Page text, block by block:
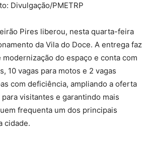
Divulgação/PMETRP
Pires liberou, nesta quarta-feira
da Vila do Doce. A entrega faz
do espaço e conta com
10 vagas para motos e 2 vagas
com deficiência, ampliando a oferta
visitantes e garantindo mais
frequenta um dos principais
cidade.